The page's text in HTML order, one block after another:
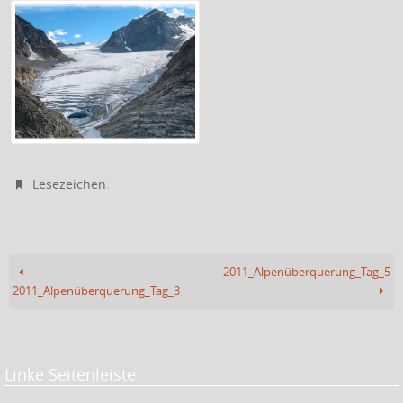
Lesezeichen.
2011_Alpenüberquerung_Tag_3
2011_Alpenüberquerung_Tag_5
Linke Seitenleiste